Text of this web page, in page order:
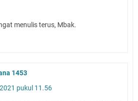
menulis terus, Mbak.
1453
pukul 11.56